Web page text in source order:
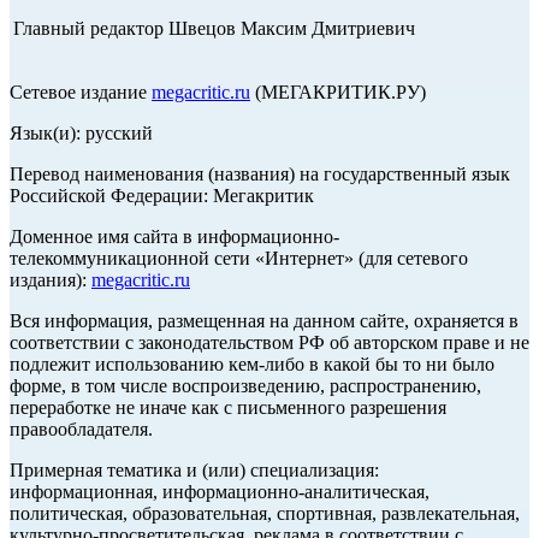
Главный редактор Швецов Максим Дмитриевич
Сетевое издание megacritic.ru (МЕГАКРИТИК.РУ)
Язык(и): русский
Перевод наименования (названия) на государственный язык
Российской Федерации: Мегакритик
Доменное имя сайта в информационно-
телекоммуникационной сети «Интернет» (для сетевого
издания): megacritic.ru
Вся информация, размещенная на данном сайте, охраняется в
соответствии с законодательством РФ об авторском праве и не
подлежит использованию кем-либо в какой бы то ни было
форме, в том числе воспроизведению, распространению,
переработке не иначе как с письменного разрешения
правообладателя.
Примерная тематика и (или) специализация:
информационная, информационно-аналитическая,
политическая, образовательная, спортивная, развлекательная,